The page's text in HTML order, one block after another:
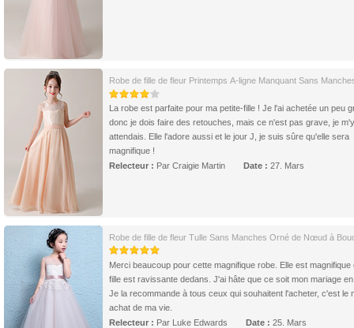
Robe de fille de fleur Printemps A-ligne Manquant Sans
La robe est parfaite pour ma petite-fille ! Je l'ai achetée un peu
donc je dois faire des retouches, mais ce n'est pas grave, je m'y
attendais. Elle l'adore aussi et le jour J, je suis sûre qu'elle sera
magnifique !
Relecteur : Par Craigie Martin Date : 27. Mars
Robe de fille de fleur Tulle Sans Manches Orné de Nœud à
Merci beaucoup pour cette magnifique robe. Elle est magnifique
fille est ravissante dedans. J'ai hâte que ce soit mon mariage
Je la recommande à tous ceux qui souhaitent l'acheter, c'est le
achat de ma vie.
Relecteur : Par Luke Edwards Date : 25. Mars